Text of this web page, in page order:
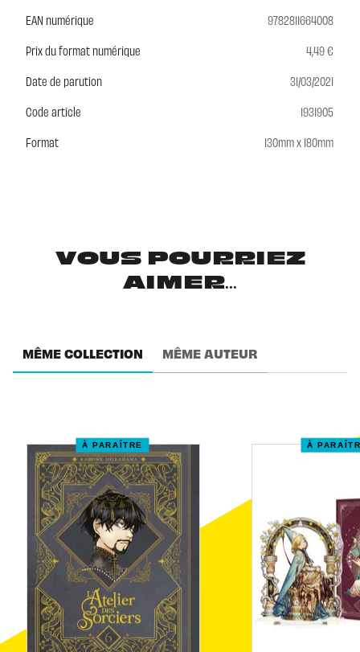
EAN numérique
9782811664008
Prix du format numérique
4,49 €
Date de parution
31/03/2021
Code article
1931905
Format
130mm x 180mm
VOUS POURRIEZ
AIMER...
MÊME COLLECTION MÊME AUTEUR
À PARAÎTRE À